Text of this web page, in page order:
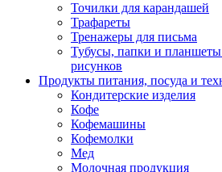
Точилки для карандашей
Трафареты
Тренажеры для письма
Тубусы, папки и планшеты
рисунков
Продукты питания, посуда и
Кондитерские изделия
Кофе
Кофемашины
Кофемолки
Мед
Молочная продукция